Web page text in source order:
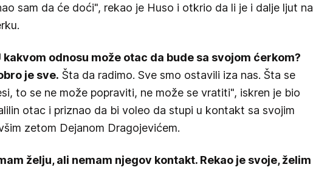
sam da će doći", rekao je Huso i otkrio da li je i dalje ljut na
kakvom odnosu može otac da bude sa svojom ćerkom?
je sve. Šta da radimo. Sve smo ostavili iza nas. Šta se
to se ne može popraviti, ne može se vratiti", iskren je bio
otac i priznao da bi voleo da stupi u kontakt sa svojim
zetom Dejanom Dragojevićem.
želju, ali nemam njegov kontakt. Rekao je svoje, želim